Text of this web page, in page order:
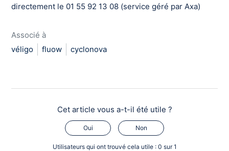
directement le 01 55 92 13 08 (service géré par Axa)
Associé à
véligo
fluow cyclonova
Cet article vous a-t-il été utile ?
Oui Non
Utilisateurs qui ont trouvé cela utile : 0 sur 1